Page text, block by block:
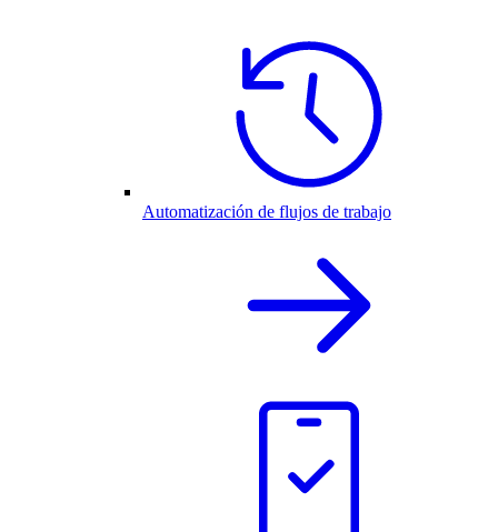
Automatización de flujos de trabajo